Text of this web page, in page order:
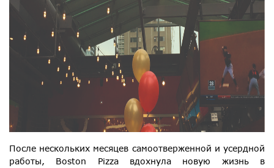
После нескольких месяцев самоотверженной и усердной
работы, Boston Pizza вдохнула новую жизнь в